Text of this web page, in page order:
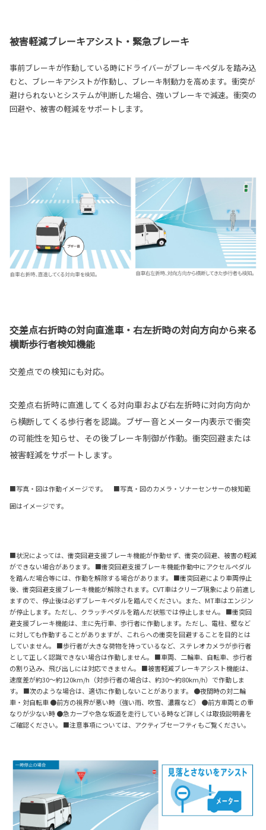
被害軽減ブレーキアシスト・緊急ブレーキ
事前ブレーキが作動している時にドライバーがブレーキペダルを踏み込
むと、ブレーキアシストが作動し、ブレーキ制動力を高めます。衝突が
避けられないとシステムが判断した場合、強いブレーキで減速。衝突の
回避や、被害の軽減をサポートします。
交差点右折時の対向直進車・右左折時の対向方向から来る
横断歩行者検知機能
交差点での検知にも対応。
交差点右折時に直進してくる対向車および右左折時に対向方向か
ら横断してくる歩行者を認識。ブザー音とメーター内表示で衝突
の可能性を知らせ、その後ブレーキ制御が作動。衝突回避または
被害軽減をサポートします。
■写真・図は作動イメージです。 ■写真・図のカメラ・ソナーセンサーの検知範
囲はイメージです。
■状況によっては、衝突回避支援ブレーキ機能が作動せず、衝突の回避、被害の軽減
ができない場合があります。 ■衝突回避支援ブレーキ機能作動中にアクセルペダル
を踏んだ場合等には、作動を解除する場合があります。 ■衝突回避により車両停止
後、衝突回避支援ブレーキ機能が解除されます。CVT車はクリープ現象により前進し
ますので、停止後は必ずブレーキペダルを踏んでください。また、MT車はエンジン
が停止します。ただし、クラッチペダルを踏んだ状態では停止しません。 ■衝突回
避支援ブレーキ機能は、主に先行車、歩行者に作動します。ただし、電柱、壁など
に対しても作動することがありますが、これらへの衝突を回避することを目的とは
していません。 ■歩行者が大きな荷物を持っているなど、ステレオカメラが歩行者
として正しく認識できない場合は作動しません。 ■車両、二輪車、自転車、歩行者
の割り込み、飛び出しには対応できません。 ■被害軽減ブレーキアシスト機能は、
速度差が約30～約120km/h（対歩行者の場合は、約30～約80km/h）で作動しま
す。 ■次のような場合は、適切に作動しないことがあります。 ●夜間時の対二輪
車・対自転車 ●前方の視界が悪い時（強い雨、吹雪、濃霧など） ●前方車両との重
なりが少ない時 ●急カーブや急な坂道を走行している時など詳しくは取扱説明書を
ご確認ください。 ■注意事項については、アクティブセーフティもご覧ください。